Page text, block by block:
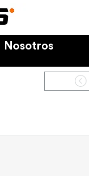
Nosotros